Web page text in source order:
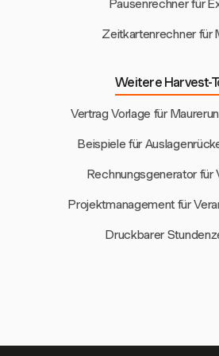
Pausenrechner für
Zeitkartenrechner für
Weitere Harvest-
Vertrag Vorlage für
Beispiele für
Rechnungsgenerator für
Projektmanagement für
Druckbarer